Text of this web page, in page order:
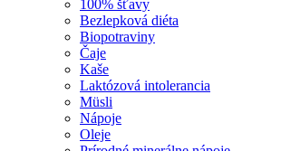
100% šťavy
Bezlepková diéta
Biopotraviny
Čaje
Kaše
Laktózová intolerancia
Müsli
Nápoje
Oleje